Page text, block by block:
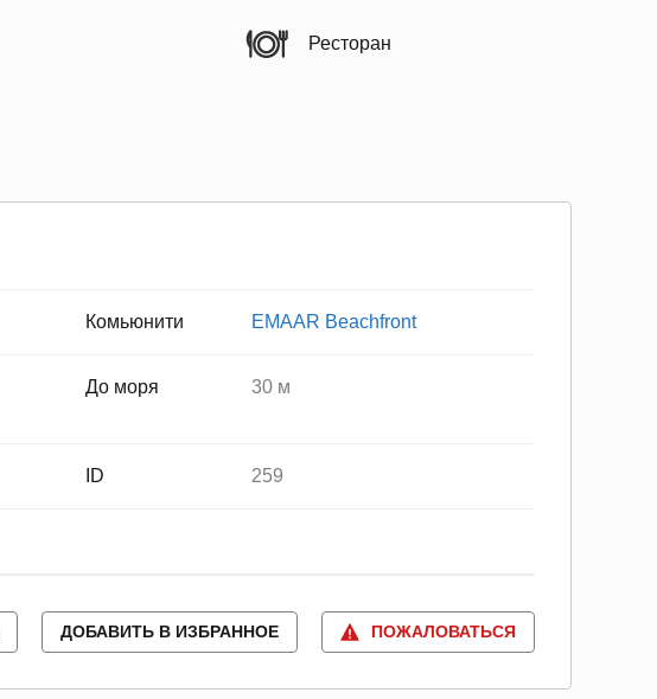
Ресторан
Комьюнити EMAAR Beachfront
До моря 30 м
ID 259
ДОБАВИТЬ В ИЗБРАННОЕ ПОЖАЛОВАТЬСЯ